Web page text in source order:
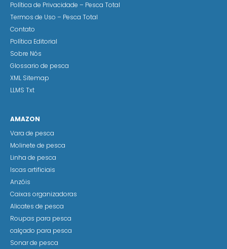
Política de Privacidade – Pesca Total
Termos de Uso – Pesca Total
Contato
Política Editorial
Sobre Nós
Glossario de pesca
XML Sitemap
LLMS Txt
AMAZON
Vara de pesca
Molinete de pesca
Linha de pesca
Iscas artificiais
Anzóis
Caixas organizadoras
Alicates de pesca
Roupas para pesca
calçado para pesca
Sonar de pesca